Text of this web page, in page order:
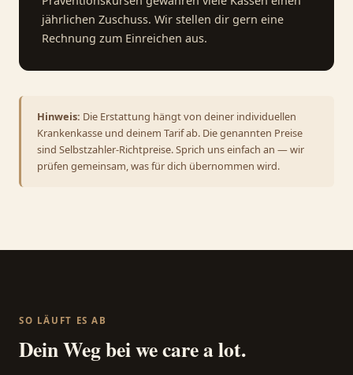
jährlichen Zuschuss. Wir stellen dir gern eine
Rechnung zum Einreichen aus.
Hinweis: Die Erstattung hängt von deiner individuellen
Krankenkasse und deinem Tarif ab. Die genannten Preise
sind Selbstzahler-Richtpreise. Sprich uns einfach an — wir
prüfen gemeinsam, was für dich übernommen wird.
SO LÄUFT ES AB
Dein Weg bei we care a lot.